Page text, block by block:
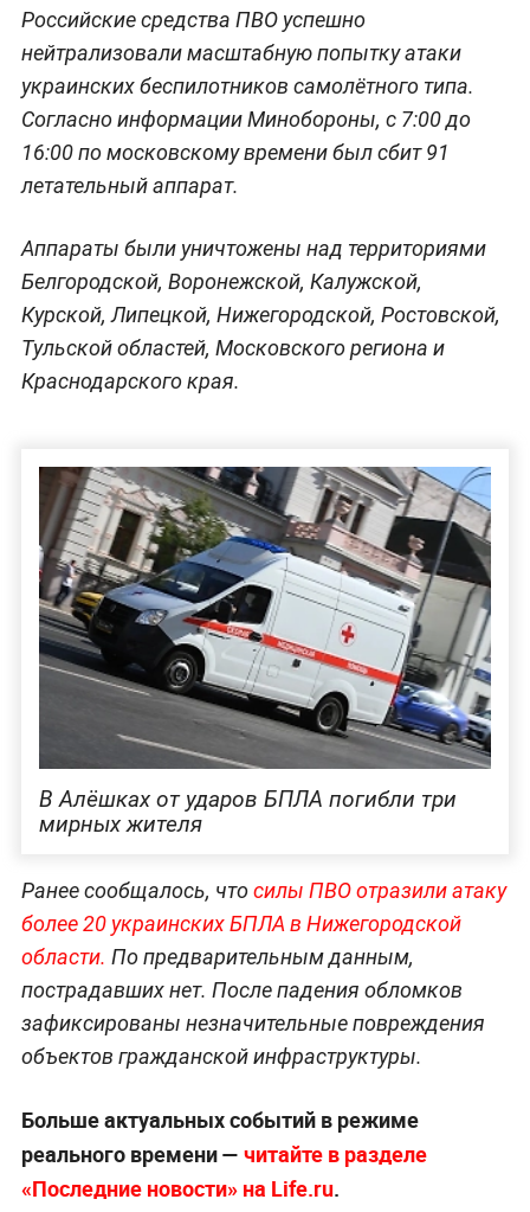
Российские средства ПВО успешно
нейтрализовали масштабную попытку атаки
украинских беспилотников самолётного типа.
Согласно информации Минобороны, с 7:00 до
16:00 по московскому времени был сбит 91
летательный аппарат.
Аппараты были уничтожены над территориями
Белгородской, Воронежской, Калужской,
Курской, Липецкой, Нижегородской, Ростовской,
Тульской областей, Московского региона и
Краснодарского края.
В Алёшках от ударов БПЛА погибли три
мирных жителя
Ранее сообщалось, чтосилы ПВО отразили атаку
более 20 украинских БПЛА в Нижегородской
области. По предварительным данным,
пострадавших нет. После падения обломков
зафиксированы незначительные повреждения
объектов гражданской инфраструктуры.
Больше актуальных событий в режиме
реального времени — читайте в разделе
«Последние новости» на Life.ru.